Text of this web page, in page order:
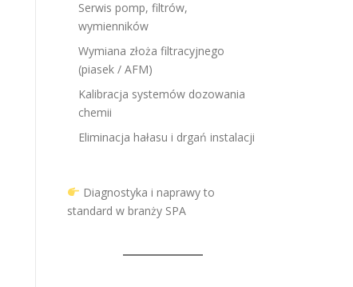
Serwis pomp, filtrów,
wymienników
Wymiana złoża filtracyjnego
(piasek / AFM)
Kalibracja systemów dozowania
chemii
Eliminacja hałasu i drgań instalacji
Diagnostyka i naprawy to
standard w branży SPA